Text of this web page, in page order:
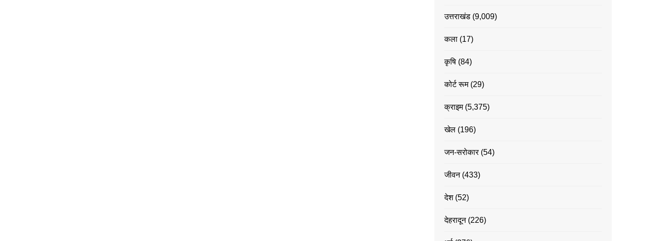
उत्तराखंड (9,009)
कला (17)
कृषि (84)
कोर्ट रूम(29)
क्राइम(5,375)
खेल (196)
जन-सरोकार(54)
जीवन(433)
देश(52)
देहरादून(226)